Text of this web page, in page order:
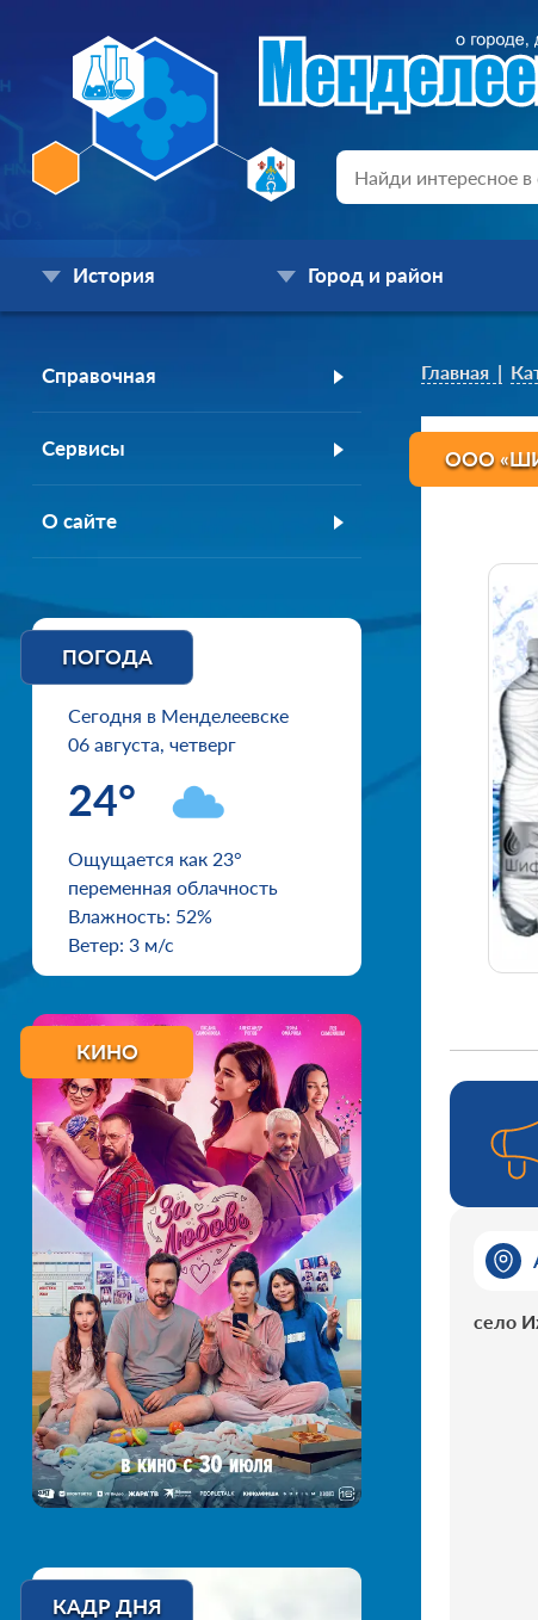
История Город и район
Справочная
Сервисы
О сайте
ПОГОДА
Сегодня в Менделеевске
06 августа, четверг
24°
Ощущается как 23°
переменная облачность
Влажность: 52%
Ветер: 3 м/с
КИНО
КАДР ДНЯ
Главная
ООО
село